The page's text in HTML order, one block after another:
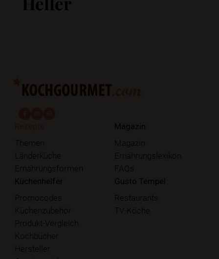
Themen
Länderküche
Ernährungsformen
Magazin
Magazin
Ernährungslexikon
FAQs
Küchenhelfer
Promocodes
Küchenzubehör
Produkt-Vergleich
Kochbücher
Hersteller
Gusto Tempel
Restaurants
TV-Köche